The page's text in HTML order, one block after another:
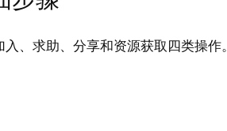
、求助、分享和资源获取四类操作。